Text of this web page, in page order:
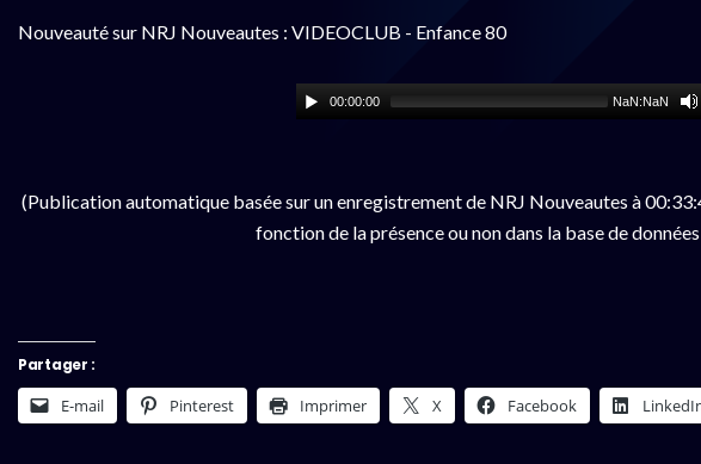
Nouveauté sur NRJ Nouveautes : VIDEOCLUB - Enfance 80
00:00:00 NaN:NaN
(Publication automatique basée sur un enregistrement de NRJ Nouveautes à
fonction de la présence ou non dans la base de
Partager :
E-mail Pinterest Imprimer X Facebook